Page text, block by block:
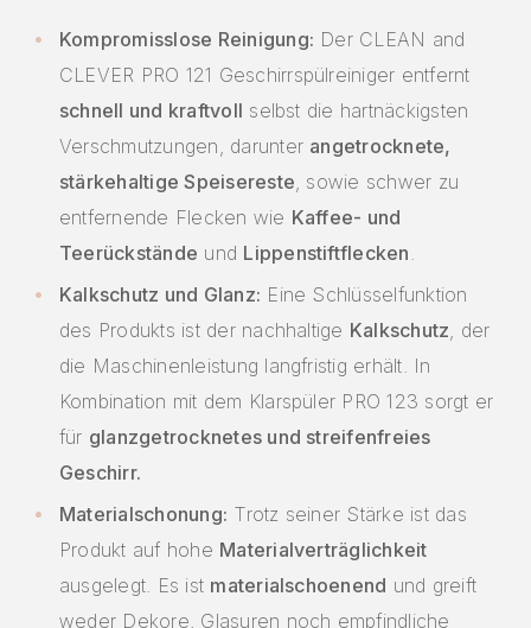
Kompromisslose Reinigung: Der CLEAN and
CLEVER PRO 121 Geschirrspülreiniger entfernt
schnell und kraftvoll selbst die hartnäckigsten
Verschmutzungen, darunter angetrocknete,
stärkehaltige Speisereste, sowie schwer zu
entfernende Flecken wie Kaffee- und
Teerückstände und Lippenstiftflecken.
Kalkschutz und Glanz: Eine Schlüsselfunktion
des Produkts ist der nachhaltige Kalkschutz, der
die Maschinenleistung langfristig erhält. In
Kombination mit dem Klarspüler PRO 123 sorgt er
für glanzgetrocknetes und streifenfreies
Geschirr.
Materialschonung: Trotz seiner Stärke ist das
Produkt auf hohe Materialverträglichkeit
ausgelegt. Es ist materialschoenend und greift
weder Dekore, Glasuren noch empfindliche